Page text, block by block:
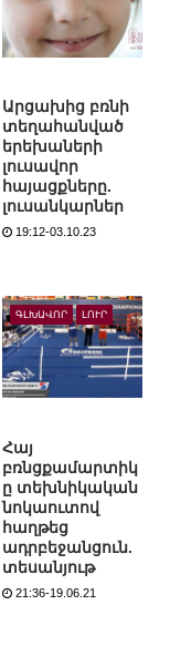
Արցախից բռնի
տեղահանված
երեխաների
լուսավոր
հայացքները.
լուսանկարներ
19:12-03.10.23
ԳԼԽԱՎՈՐ ԼՈՒՐ
Հայ
բռնցքամարտիկ
ը տեխնիկական
նոկաուտով
հաղթեց
ադրբեջանցուն.
տեսանյութ
21:36-19.06.21